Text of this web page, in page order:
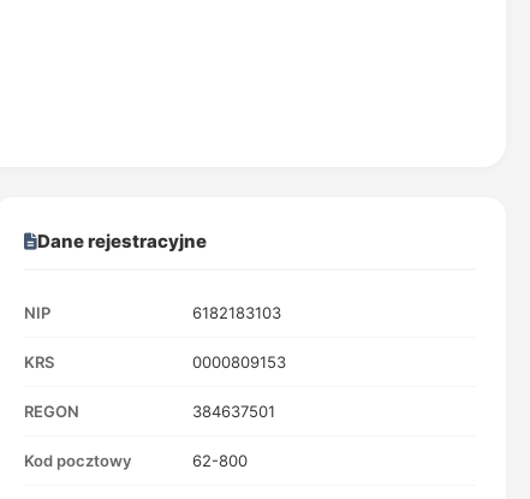
Dane rejestracyjne
NIP 6182183103
KRS 0000809153
REGON 384637501
Kod pocztowy 62-800